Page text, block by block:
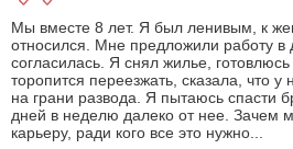
Мы вместе 8 лет. Я был ленивым, к
относился. Мне предложили работу в
согласилась. Я снял жилье,
торопится переезжать, сказала, что
на грани развода. Я пытаюсь спасти
дней в неделю далеко от нее. Зачем
карьеру, ради кого все это нужно...